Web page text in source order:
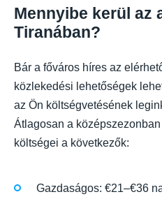
Mennyibe kerül az
Tiranában?
Bár a főváros híres az
közlekedési lehetőségek
az Ön költségvetésének
Átlagosan a
költségei a következők:
Gazdaságos: €21–€36